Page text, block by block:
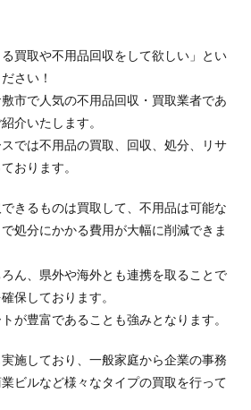
買取や不用品回収をして欲しい」とい
さい！
市で人気の不用品回収・買取業者であ
介いたします。
では不用品の買取、回収、処分、リサ
おります。
きるものは買取して、不用品は可能な
処分にかかる費用が大幅に削減できま
ん、県外や海外とも連携を取ることで
保しております。
が豊富であることも強みとなります。
施しており、一般家庭から企業の事務
ビルなど様々なタイプの買取を行って